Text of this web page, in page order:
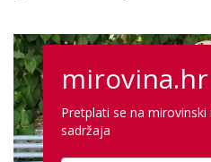
mirovina.hr
Pretplati se na
sadržaja